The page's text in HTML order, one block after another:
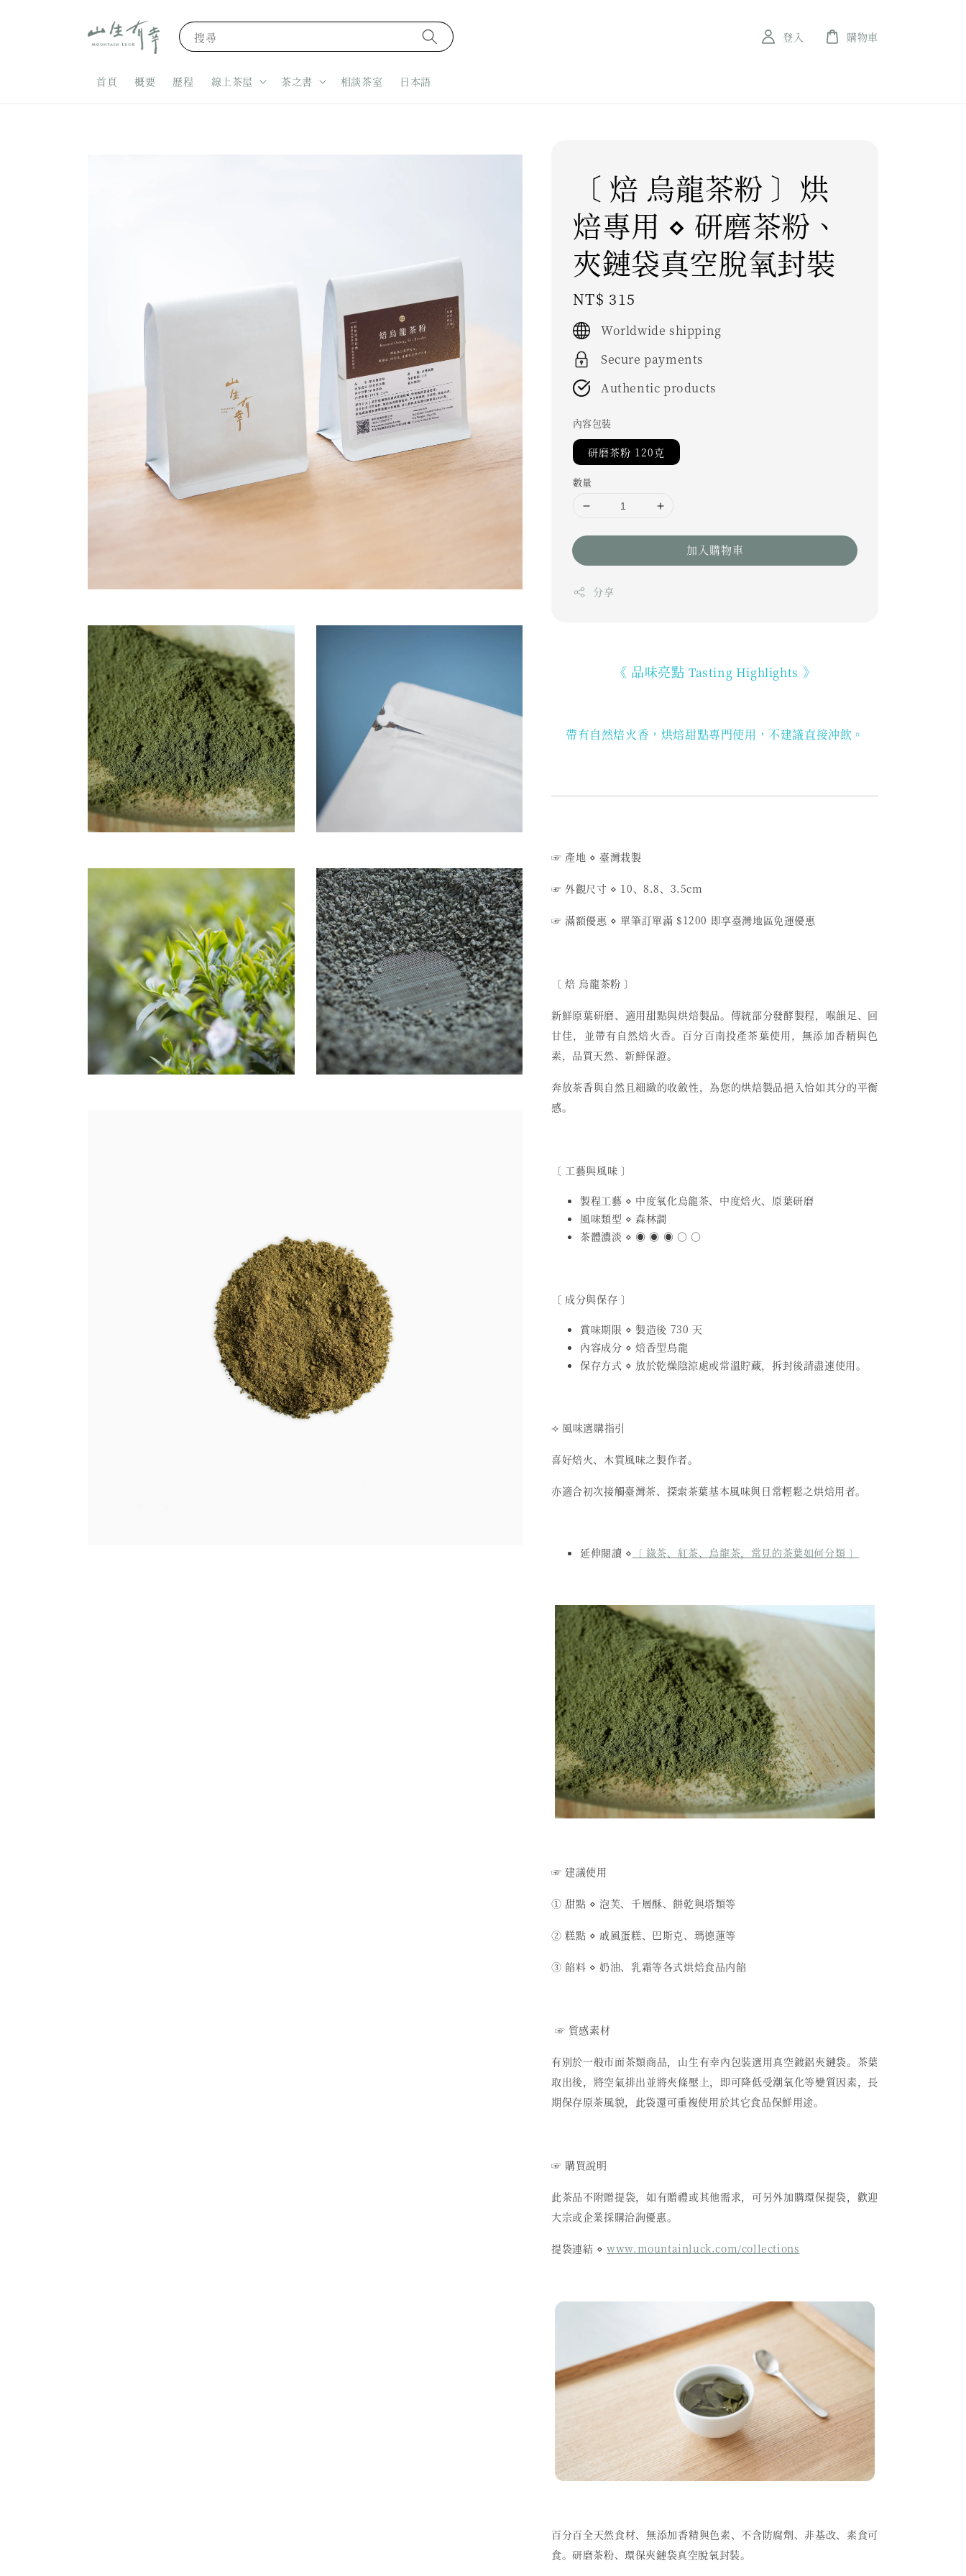
搜尋
首頁 概要 歷程 線上茶屋 茶之書 相談茶室 日本語
登入 購物車
〔 焙 烏龍茶粉 〕烘
焙專用 ⋄ 研磨茶粉、
夾鏈袋真空脫氧封裝
Regular
price
NT$ 315
Worldwide shipping
Secure payments
Authentic products
內容包裝
研磨茶粉 120克
數量
加入購物車
分享
《 品味亮點Tasting Highlights 》
帶有自然焙火香，烘焙甜點專門使用，不建議直接沖飲。
☞ 產地 ⋄ 臺灣栽製
☞ 外觀尺寸 ⋄ 10、8.8、3.5cm
☞ 滿額優惠 ⋄ 單筆訂單滿 $1200 即享臺灣地區免運優惠
〔 焙 烏龍茶粉 〕
新鮮原葉研磨、適用甜點與烘焙製品。傳統部分發酵製程，喉韻足、回
甘佳，並帶有自然焙火香。百分百南投產茶葉使用，無添加香精與色
素，品質天然、新鮮保證。
奔放茶香與自然且細緻的收斂性，為您的烘焙製品挹入恰如其分的平衡
感。
〔 工藝與風味 〕
製程工藝 ⋄ 中度氧化烏龍茶、中度焙火、原葉研磨
風味類型 ⋄ 森林調
茶體濃淡 ⋄ ◉ ◉ ◉ ○ ○
〔 成分與保存 〕
賞味期限 ⋄ 製造後 730 天
內容成分 ⋄ 焙香型烏龍
保存方式 ⋄ 放於乾燥陰涼處或常溫貯藏，拆封後請盡速使用。
⟢ 風味選購指引
喜好焙火、木質風味之製作者。
亦適合初次接觸臺灣茶、探索茶葉基本風味與日常輕鬆之烘焙用者。
延伸閱讀 ⋄ 〔 綠茶、紅茶、烏龍茶，常見的茶葉如何分類 〕
☞ 建議使用
① 甜點 ⋄ 泡芙、千層酥、餅乾與塔類等
② 糕點 ⋄ 戚風蛋糕、巴斯克、瑪德蓮等
③ 餡料 ⋄ 奶油、乳霜等各式烘焙食品内餡
☞ 質感素材
有別於一般市面茶類商品，山生有幸內包裝選用真空鍍鋁夾鏈袋。茶葉
取出後，將空氣排出並將夾條壓上，即可降低受潮氧化等變質因素，長
期保存原茶風貌，此袋還可重複使用於其它食品保鮮用途。
☞ 購買說明
此茶品不附贈提袋，如有贈禮或其他需求，可另外加購環保提袋，歡迎
大宗或企業採購洽詢優惠。
提袋連結 ⋄www.mountainluck.com/collections
百分百全天然食材、無添加香精與色素、不含防腐劑、非基改、素食可
食。研磨茶粉、環保夾鏈袋真空脫氧封裝。